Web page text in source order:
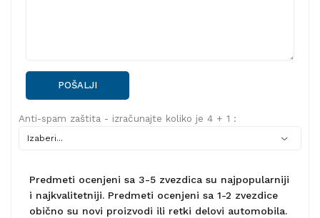
POŠALJI
Anti-spam zaštita - izračunajte koliko je 4 + 1 :
Predmeti ocenjeni sa 3-5 zvezdica su najpopularniji
i najkvalitetniji. Predmeti ocenjeni sa 1-2 zvezdice
obično su novi proizvodi ili retki delovi automobila.